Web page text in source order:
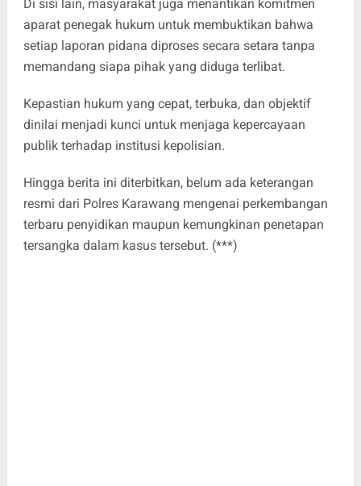
Di sisi lain, masyarakat juga menantikan komitmen
aparat penegak hukum untuk membuktikan bahwa
setiap laporan pidana diproses secara setara tanpa
memandang siapa pihak yang diduga terlibat.
Kepastian hukum yang cepat, terbuka, dan objektif
dinilai menjadi kunci untuk menjaga kepercayaan
publik terhadap institusi kepolisian.
Hingga berita ini diterbitkan, belum ada keterangan
resmi dari Polres Karawang mengenai perkembangan
terbaru penyidikan maupun kemungkinan penetapan
tersangka dalam kasus tersebut. (***)